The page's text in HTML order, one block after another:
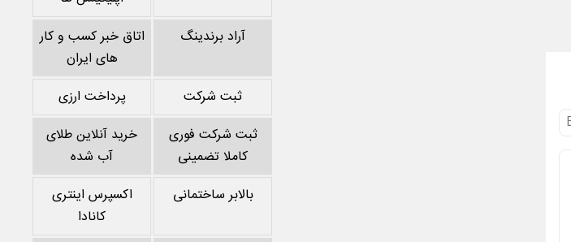
آراد برندینگ
اتاق خبر کسب و کار
های ایران
ثبت شرکت
پرداخت ارزی
ثبت شرکت فوری
کاملا تضمینی
خرید آنلاین طلای
آب شده
بالابر ساختمانی
اکسپرس اینتری
کانادا